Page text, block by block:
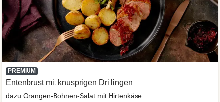
PREMIUM
Entenbrust mit knusprigen Drillingen
dazu Orangen-Bohnen-Salat mit Hirtenkäse